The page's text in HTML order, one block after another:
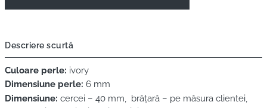
Descriere scurtă
Culoare perle: ivory
Dimensiune perle: 6 mm
Dimensiune: cercei – 40 mm, brățară – pe măsura clientei,